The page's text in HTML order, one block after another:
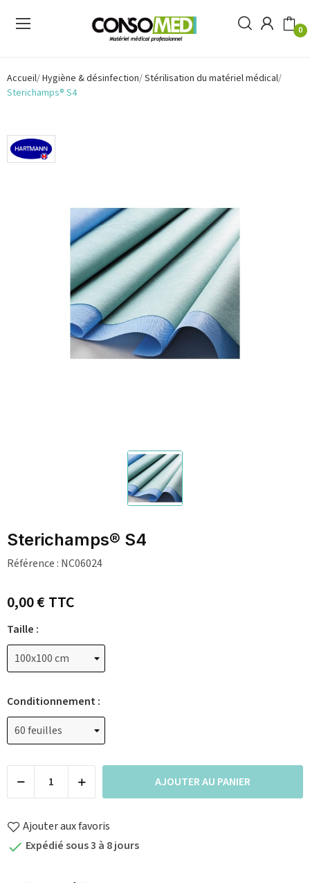
0
Accueil Hygiène & désinfection Stérilisation du matériel médical
Sterichamps® S4
Sterichamps® S4
Référence : NC06024
0,00 €TTC
Taille :
Conditionnement :
AJOUTER AU PANIER
Ajouter aux favoris
 Expédié sous 3 à 8 jours